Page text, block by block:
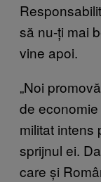
să nu-ți mai
vine apoi.
„Noi
de
militat intens
sprijnul ei.
care și